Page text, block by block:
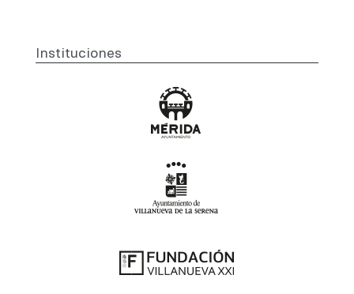
Instituciones